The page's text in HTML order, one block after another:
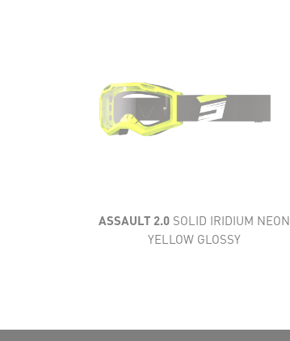
ASSAULT 2.0 SOLID IRIDIUM NEON
YELLOW GLOSSY
AÉRATION
CONFORT